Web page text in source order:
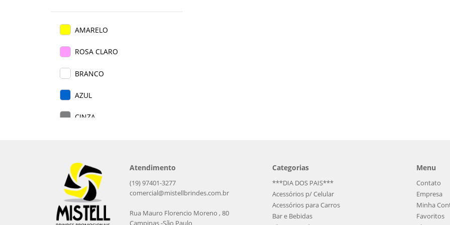
AMARELO
ROSA CLARO
BRANCO
AZUL
CINZA
VERMELHO
PRETO
Atendimento
(19) 97401-3277
comercial@mistellbrindes.com.br
Rua Mauro Florencio Moreno , 80
Campinas -São Paulo
Categorias
***DIA DOS PAIS***
Acessórios p/ Celular
Acessórios para Carros
Bar e Bebidas
Menu
Contato
Empresa
Minha
Favoritos